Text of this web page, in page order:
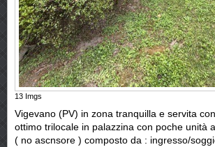
13 Imgs
Vigevano (PV) in zona tranquilla e servita
ottimo trilocale in palazzina con poche unità
( no ascnsore ) composto da : ingresso/